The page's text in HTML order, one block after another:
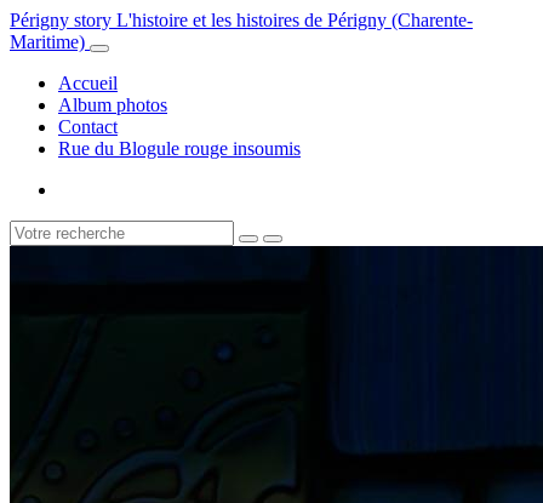
Périgny story L'histoire et les histoires de Périgny (Charente-
Maritime)
Accueil
Album photos
Contact
Rue du Blogule rouge insoumis